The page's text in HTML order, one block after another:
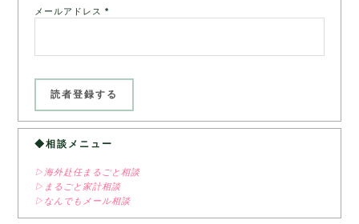
メールアドレス*
◆相談メニュー
▷海外赴任まるごと相談
▷まるごと家計相談
▷なんでもメール相談